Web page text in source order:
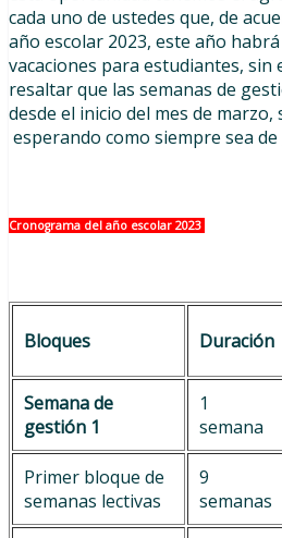
cada uno de ustedes que, de
año escolar 2023, este año
vacaciones para estudiantes,
resaltar que las semanas de
desde el inicio del mes de
esperando como siempre sea
Cronograma del año escolar 2023
Bloques Duración
Semana de
gestión 1
1
semana
Primer bloque de
semanas lectivas
9
semanas